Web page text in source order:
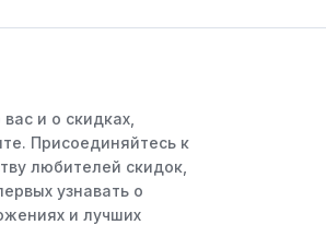
и о скидках,
Присоединяйтесь к
любителей скидок,
узнавать о
и лучших